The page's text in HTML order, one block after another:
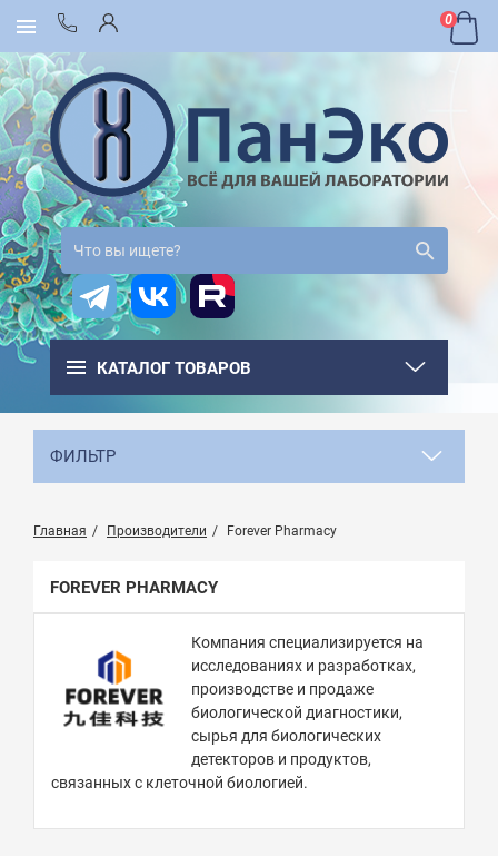
0
КАТАЛОГ ТОВАРОВ
ФИЛЬТР
Главная Производители Forever Pharmacy
FOREVER PHARMACY
Компания специализируется на
исследованиях и разработках,
производстве и продаже
биологической диагностики,
сырья для биологических
детекторов и продуктов,
связанных с клеточной биологией.